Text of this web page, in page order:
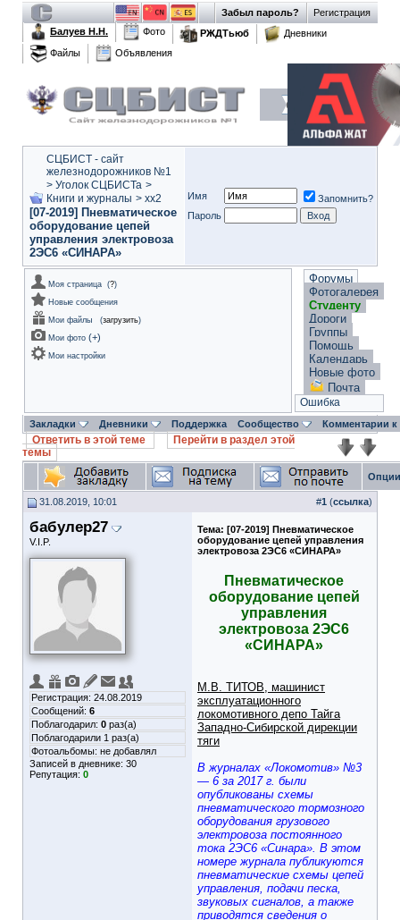
Регистрация
Забыл пароль?
Балуев Н.Н.
Фото РЖДТьюб
Дневники
Файлы
Объявления
СЦБИСТ - сайт
железнодорожников №1
> Уголок СЦБИСТа >
Книги и журналы > xx2
[07-2019] Пневматическое
оборудование цепей
управления электровоза
2ЭС6 «СИНАРА»
Имя
Запомнить?
Пароль
Моя страница (?)
Новые сообщения
Мои файлы
(загрузить)
Мои фото (+)
Мои настройки
Форумы
Фотогалерея
Студенту
Дороги
Группы
Помощь
Календарь
Новые фото
Почта
Ошибка
Закладки Дневники Поддержка Сообщество Комментарии
Ответить в этой теме
Перейти в раздел этой
темы
31.08.2019, 10:01 #1 (ссылка)
бабулер27
V.I.P.
Регистрация: 24.08.2019
Сообщений: 6
Поблагодарил: 0 раз(а)
Поблагодарили 1 раз(а)
Фотоальбомы: не добавлял
Записей в дневнике: 30
Репутация: 0
Тема: [07-2019] Пневматическое
оборудование цепей управления
электровоза 2ЭС6 «СИНАРА»
Пневматическое
оборудование цепей
управления
электровоза 2ЭС6
«СИНАРА»
М.В. ТИТОВ, машинист
эксплуатационного
локомотивного депо Тайга
Западно-Сибирской дирекции
тяги
В журналах «Локомотив» №3
— 6 за 2017 г. были
опубликованы схемы
пневматического тормозного
оборудования грузового
электровоза постоянного
тока 2ЭС6 «Синара». В этом
номере журнала публикуются
пневматические схемы цепей
управления, подачи песка,
звуковых сигналов, а также
приводятся сведения о